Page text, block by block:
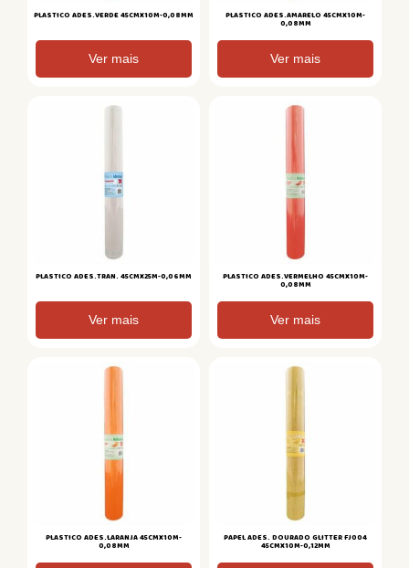
PLASTICO ADES.VERDE 45CMX10M-0,08MM
Ver mais
PLASTICO ADES.AMARELO 45CMX10M-
0,08MM
Ver mais
PLASTICO ADES.TRAN. 45CMX25M-0,06MM
Ver mais
PLASTICO ADES.VERMELHO 45CMX10M-
0,08MM
Ver mais
PLASTICO ADES.LARANJA 45CMX10M-
0,08MM
PAPEL ADES. DOURADO GLITTER FJ004
45CMX10M-0,12MM